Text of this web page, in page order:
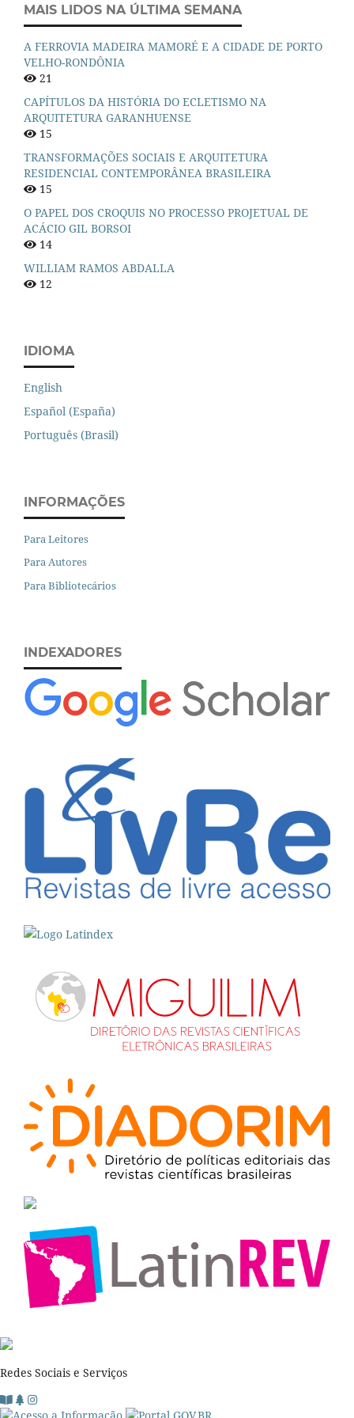
MAIS LIDOS NA ÚLTIMA SEMANA
A FERROVIA MADEIRA MAMORÉ E A CIDADE DE PORTO
VELHO-RONDÔNIA
21
CAPÍTULOS DA HISTÓRIA DO ECLETISMO NA
ARQUITETURA GARANHUENSE
15
TRANSFORMAÇÕES SOCIAIS E ARQUITETURA
RESIDENCIAL CONTEMPORÂNEA BRASILEIRA
15
O PAPEL DOS CROQUIS NO PROCESSO PROJETUAL DE
ACÁCIO GIL BORSOI
14
WILLIAM RAMOS ABDALLA
12
IDIOMA
English
Español (España)
Português (Brasil)
INFORMAÇÕES
Para Leitores
Para Autores
Para Bibliotecários
INDEXADORES
Redes Sociais e Serviços